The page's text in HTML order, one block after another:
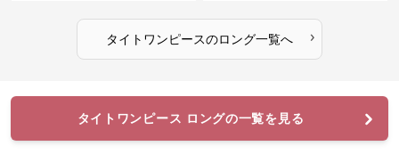
タイトワンピースのロング一覧へ ›
タイトワンピース ロングの一覧を見る